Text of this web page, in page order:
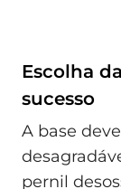
Escolha
sucesso
A base
pernil